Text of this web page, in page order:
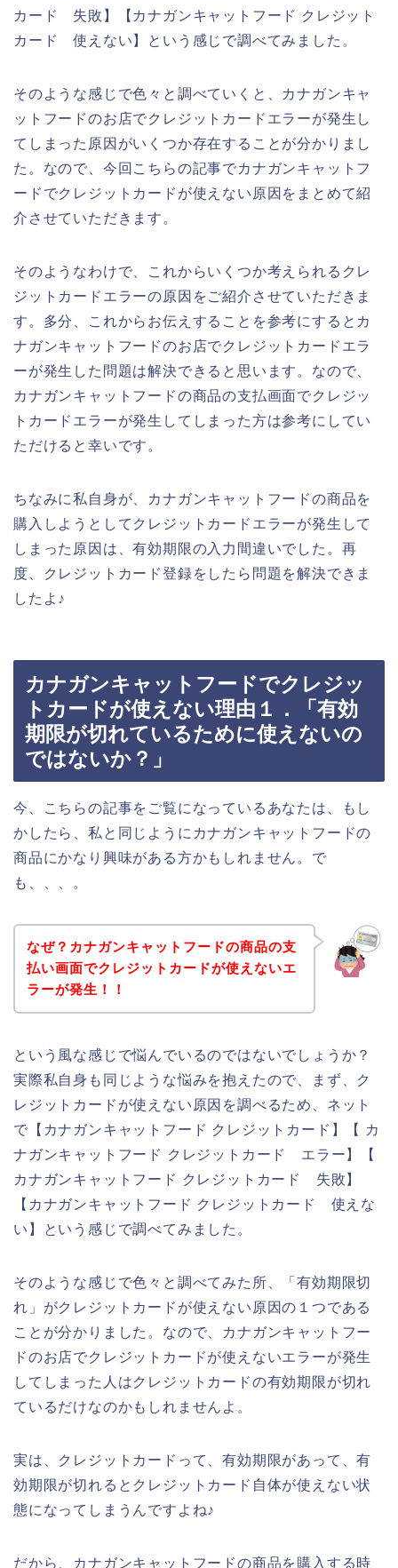
カード 失敗】【カナガンキャットフード クレジット
カード 使えない】という感じで調べてみました。
そのような感じで色々と調べていくと、カナガンキャ
ットフードのお店でクレジットカードエラーが発生し
てしまった原因がいくつか存在することが分かりまし
た。なので、今回こちらの記事でカナガンキャットフ
ードでクレジットカードが使えない原因をまとめて紹
介させていただきます。
そのようなわけで、これからいくつか考えられるクレ
ジットカードエラーの原因をご紹介させていただきま
す。多分、これからお伝えすることを参考にするとカ
ナガンキャットフードのお店でクレジットカードエラ
ーが発生した問題は解決できると思います。なので、
カナガンキャットフードの商品の支払画面でクレジッ
トカードエラーが発生してしまった方は参考にしてい
ただけると幸いです。
ちなみに私自身が、カナガンキャットフードの商品を
購入しようとしてクレジットカードエラーが発生して
しまった原因は、有効期限の入力間違いでした。再
度、クレジットカード登録をしたら問題を解決できま
したよ♪
カナガンキャットフードでクレジッ
トカードが使えない理由１．「有効
期限が切れているために使えないの
ではないか？」
今、こちらの記事をご覧になっているあなたは、もし
かしたら、私と同じようにカナガンキャットフードの
商品にかなり興味がある方かもしれません。で
も、、、。
なぜ？カナガンキャットフードの商品の支
払い画面でクレジットカードが使えないエ
ラーが発生！！
という風な感じで悩んでいるのではないでしょうか？
実際私自身も同じような悩みを抱えたので、まず、ク
レジットカードが使えない原因を調べるため、ネット
で【カナガンキャットフード クレジットカード】【 カ
ナガンキャットフード クレジットカード エラー】【
カナガンキャットフード クレジットカード 失敗】
【カナガンキャットフード クレジットカード 使えな
い】という感じで調べてみました。
そのような感じで色々と調べてみた所、「有効期限切
れ」がクレジットカードが使えない原因の１つである
ことが分かりました。なので、カナガンキャットフー
ドのお店でクレジットカードが使えないエラーが発生
してしまった人はクレジットカードの有効期限が切れ
ているだけなのかもしれませんよ。
実は、クレジットカードって、有効期限があって、有
効期限が切れるとクレジットカード自体が使えない状
態になってしまうんですよね♪
だから、カナガンキャットフードの商品を購入する時